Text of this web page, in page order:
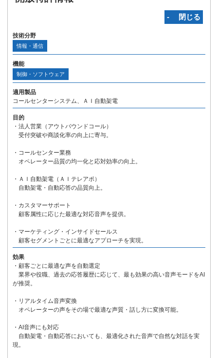
‐ 閉じる
技術分野
情報・通信
機能
制御・ソフトウェア
適用製品
コールセンターシステム、ＡＩ自動架電
目的
・法人営業（アウトバウンドコール）
受付突破や商談化率の向上に寄与。
・コールセンター業務
オペレーター品質の均一化と応対効率の向上。
・ＡＩ自動架電（ＡＩテレアポ）
自動架電・自動応答の品質向上。
・カスタマーサポート
顧客属性に応じた最適な対応音声を提供。
・マーケティング・インサイドセールス
顧客セグメントごとに最適なアプローチを実現。
効果
・顧客ごとに最適な声を自動選定
業界や役職、過去の応答履歴に応じて、最も効果の高い音声モードをAI
が推奨。
・リアルタイム音声変換
オペレーターの声をその場で最適な声質・話し方に変換可能。
・AI音声にも対応
自動架電・自動応答においても、最適化された音声で自然な対話を実
現。